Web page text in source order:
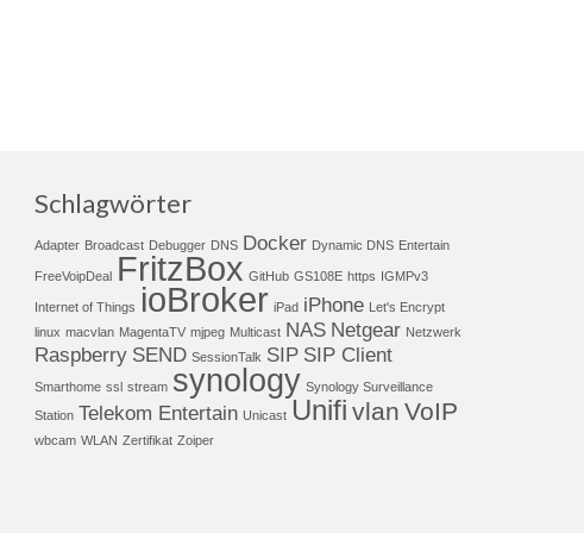
Schlagwörter
Adapter Broadcast Debugger DNS Docker Dynamic DNS Entertain
FreeVoipDeal FritzBox GitHub GS108E https IGMPv3
Internet of Things ioBroker iPad iPhone Let's Encrypt
linux macvlan MagentaTV mjpeg Multicast NAS Netgear Netzwerk
Raspberry SEND SessionTalk SIP SIP Client
Smarthome ssl stream synology Synology Surveillance
Station Telekom Entertain Unicast Unifi vlan VoIP
wbcam WLAN Zertifikat Zoiper